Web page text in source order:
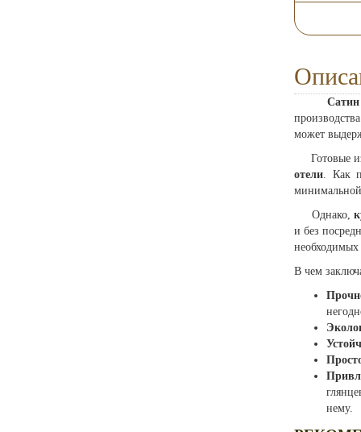
Сатин
может
Готовые
отели . Как
Однако,
и без
В чем
нему.